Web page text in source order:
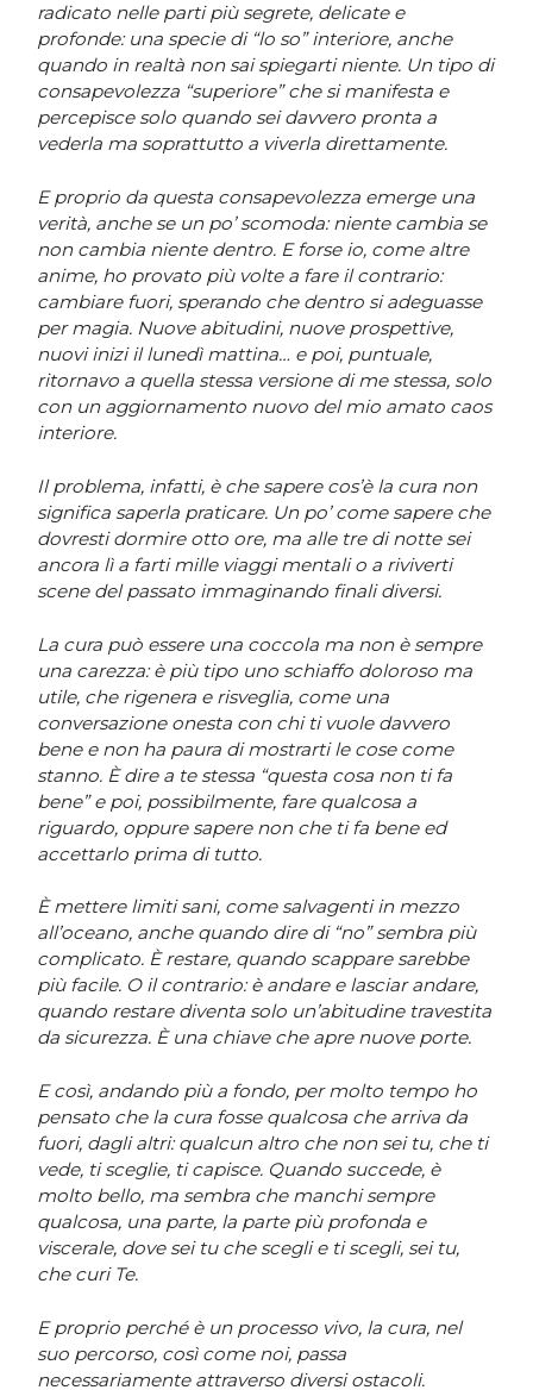
radicato nelle parti più segrete, delicate e
profonde: una specie di “lo so” interiore, anche
quando in realtà non sai spiegarti niente. Un tipo di
consapevolezza “superiore” che si manifesta e
percepisce solo quando sei davvero pronta a
vederla ma soprattutto a viverla direttamente.
E proprio da questa consapevolezza emerge una
verità, anche se un po’ scomoda: niente cambia se
non cambia niente dentro. E forse io, come altre
anime, ho provato più volte a fare il contrario:
cambiare fuori, sperando che dentro si adeguasse
per magia. Nuove abitudini, nuove prospettive,
nuovi inizi il lunedì mattina… e poi, puntuale,
ritornavo a quella stessa versione di me stessa, solo
con un aggiornamento nuovo del mio amato caos
interiore.
Il problema, infatti, è che sapere cos’è la cura non
significa saperla praticare. Un po’ come sapere che
dovresti dormire otto ore, ma alle tre di notte sei
ancora lì a farti mille viaggi mentali o a riviverti
scene del passato immaginando finali diversi.
La cura può essere una coccola ma non è sempre
una carezza: è più tipo uno schiaffo doloroso ma
utile, che rigenera e risveglia, come una
conversazione onesta con chi ti vuole davvero
bene e non ha paura di mostrarti le cose come
stanno. È dire a te stessa “questa cosa non ti fa
bene” e poi, possibilmente, fare qualcosa a
riguardo, oppure sapere non che ti fa bene ed
accettarlo prima di tutto.
È mettere limiti sani, come salvagenti in mezzo
all’oceano, anche quando dire di “no” sembra più
complicato. È restare, quando scappare sarebbe
più facile. O il contrario: è andare e lasciar andare,
quando restare diventa solo un’abitudine travestita
da sicurezza. È una chiave che apre nuove porte.
E così, andando più a fondo, per molto tempo ho
pensato che la cura fosse qualcosa che arriva da
fuori, dagli altri: qualcun altro che non sei tu, che ti
vede, ti sceglie, ti capisce. Quando succede, è
molto bello, ma sembra che manchi sempre
qualcosa, una parte, la parte più profonda e
viscerale, dove sei tu che scegli e ti scegli, sei tu,
che curi Te.
E proprio perché è un processo vivo, la cura, nel
suo percorso, così come noi, passa
necessariamente attraverso diversi ostacoli.